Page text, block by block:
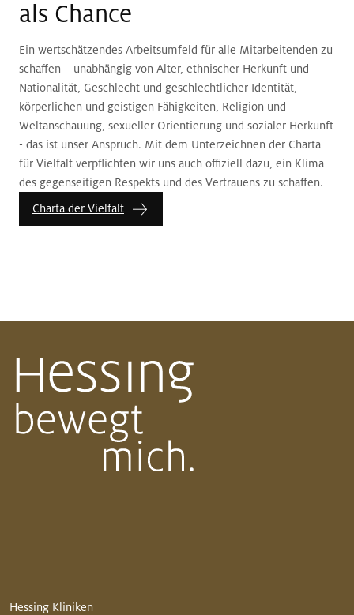
als Chance
Ein wertschätzendes Arbeitsumfeld für alle Mitarbeitenden zu
schaffen – unabhängig von Alter, ethnischer Herkunft und
Nationalität, Geschlecht und geschlechtlicher Identität,
körperlichen und geistigen Fähigkeiten, Religion und
Weltanschauung, sexueller Orientierung und sozialer Herkunft
- das ist unser Anspruch. Mit dem Unterzeichnen der Charta
für Vielfalt verpflichten wir uns auch offiziell dazu, ein Klima
des gegenseitigen Respekts und des Vertrauens zu schaffen.
Charta der Vielfalt
Hessing Kliniken